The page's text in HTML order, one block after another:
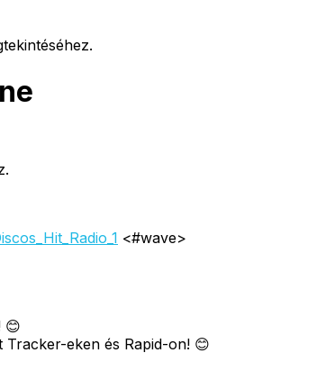
<#wave>
😊
eken és Rapid-on! 😊